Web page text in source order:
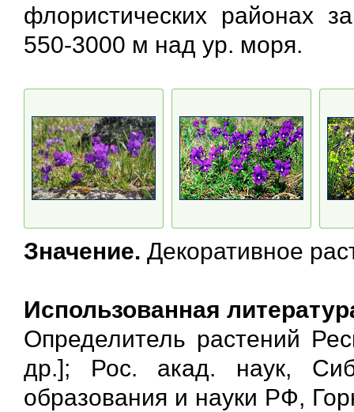
флористических районах
550-3000 м над ур. моря.
Значение. Декоративное
Использованная
Определитель растений
др.]; Рос. акад. наук,
образования и науки РФ,